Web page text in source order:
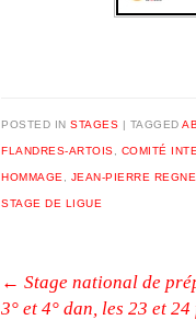
POSTED IN STAGES | TAGGED
FLANDRES-ARTOIS COMITÉ
HOMMAGE JEAN-PIERRE
STAGE DE LIGUE
Post navigation
← Stage national de
3° et 4° dan, les 23 et